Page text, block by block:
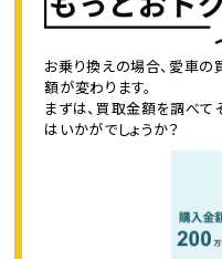
お乗り換えの場合、愛車の
額が変わります。
まずは、買取金額を調べ
はいかがでしょうか？